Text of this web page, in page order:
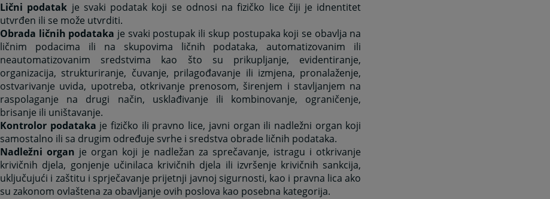
Lični podatak je svaki podatak koji se odnosi na fizičko lice čiji je idnentitet
utvrđen ili se može utvrditi.
Obrada ličnih podataka je svaki postupak ili skup postupaka koji se obavlja na
ličnim podacima ili na skupovima ličnih podataka, automatizovanim ili
neautomatizovanim sredstvima kao što su prikupljanje, evidentiranje,
organizacija, strukturiranje, čuvanje, prilagođavanje ili izmjena, pronalaženje,
ostvarivanje uvida, upotreba, otkrivanje prenosom, širenjem i stavljanjem na
raspolaganje na drugi način, usklađivanje ili kombinovanje, ograničenje,
brisanje ili uništavanje.
Kontrolor podataka je fizičko ili pravno lice, javni organ ili nadležni organ koji
samostalno ili sa drugim određuje svrhe i sredstva obrade ličnih podataka.
Nadležni organ je organ koji je nadležan za sprečavanje, istragu i otkrivanje
krivičnih djela, gonjenje učinilaca krivičnih djela ili izvršenje krivičnih sankcija,
uključujući i zaštitu i sprječavanje prijetnji javnoj sigurnosti, kao i pravna lica ako
su zakonom ovlaštena za obavljanje ovih poslova kao posebna kategorija.